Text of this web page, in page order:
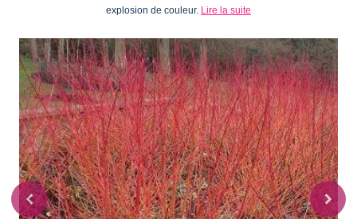
explosion de couleur. Lire la suite